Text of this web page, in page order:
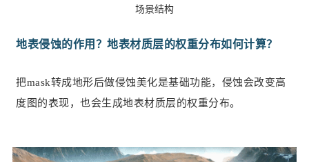
场景结构
地表侵蚀的作用？地表材质层的权重分布如何计算？
把mask转成地形后做侵蚀美化是基础功能，侵蚀会改变高
度图的表现，也会生成地表材质层的权重分布。